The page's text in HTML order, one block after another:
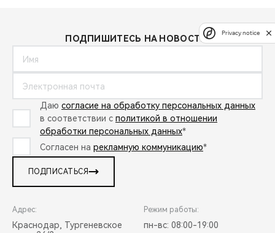
ПОДПИШИТЕСЬ НА НОВОСТИ:
Даю согласие на обработку персональных данных
в соответствии с политикой в отношении
обработки персональных данных*
Согласен на рекламную коммуникацию*
ПОДПИСАТЬСЯ
Адрес:
Краснодар, Тургеневское
Режим работы:
пн-вс: 08:00-19:00
Privacy notice